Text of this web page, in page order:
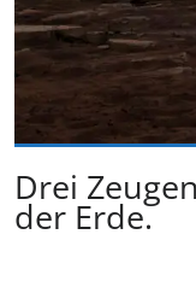
Drei
der Erde.